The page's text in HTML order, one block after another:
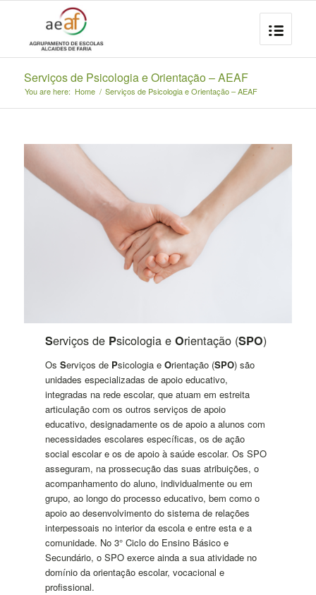
Serviços de Psicologia e Orientação – AEAF
You are here: Home / Serviços de Psicologia e Orientação – AEAF
Serviços de Psicologia eOrientação (SPO)
OsServiços de Psicologia eOrientação (SPO) são
unidades especializadas de apoio educativo,
integradas na rede escolar, que atuam em estreita
articulação com os outros serviços de apoio
educativo, designadamente os de apoio a alunos com
necessidades escolares específicas, os de ação
social escolar e os de apoio à saúde escolar. Os SPO
asseguram, na prossecução das suas atribuições, o
acompanhamento do aluno, individualmente ou em
grupo, ao longo do processo educativo, bem como o
apoio ao desenvolvimento do sistema de relações
interpessoais no interior da escola e entre esta e a
comunidade. No 3° Ciclo do Ensino Básico e
Secundário, o SPO exerce ainda a sua atividade no
domínio da orientação escolar, vocacional e
profissional.